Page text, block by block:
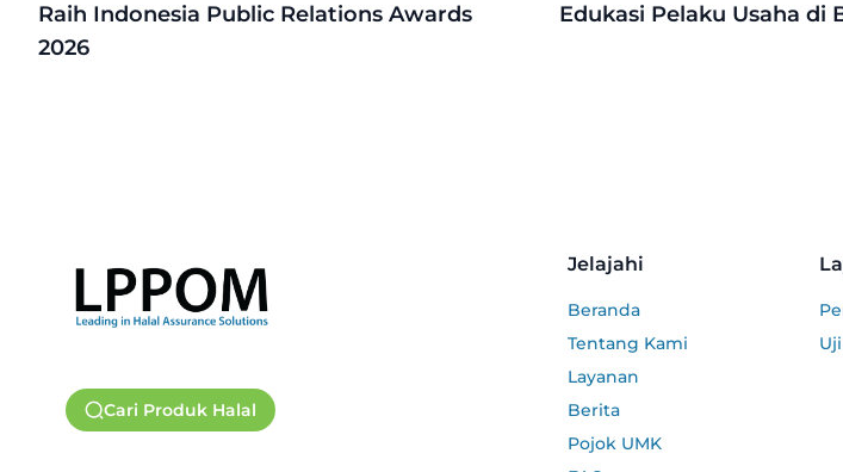
Raih Indonesia Public Relations Awards
2026
Edukasi Pelaku Usaha di
Cari Produk Halal
Jelajahi
Beranda
Tentang Kami
Layanan
Berita
Pojok UMK